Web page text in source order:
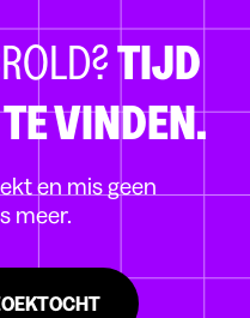
TIJD
VINDEN.
en mis geen
meer.